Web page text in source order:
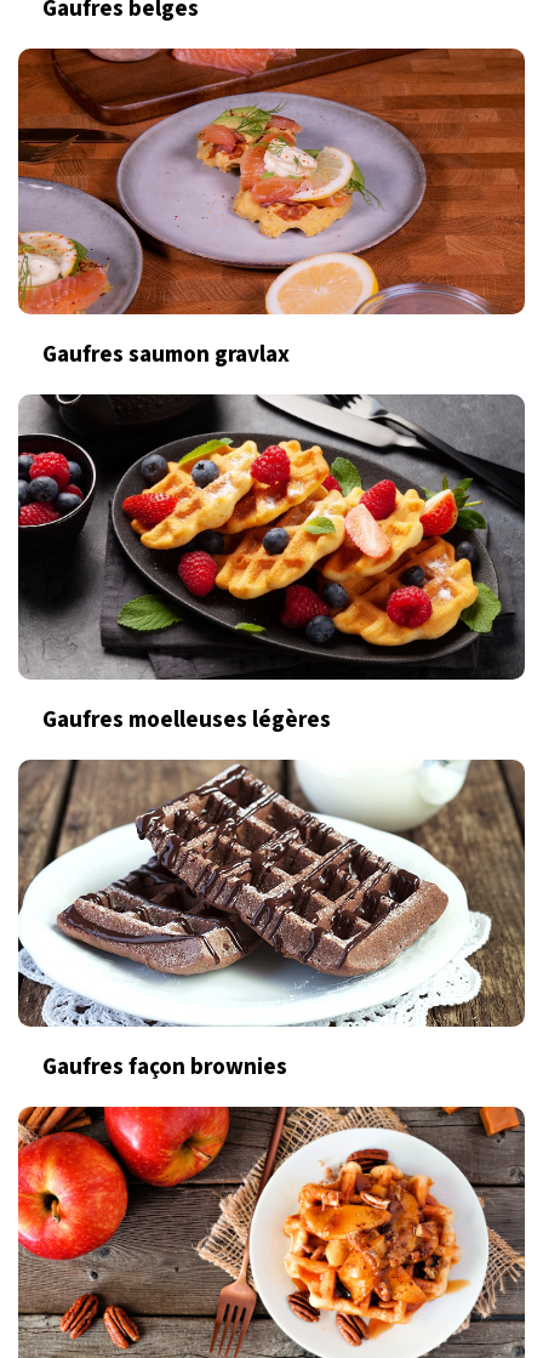
Gaufres belges
Gaufres saumon gravlax
Gaufres moelleuses légères
Gaufres façon brownies